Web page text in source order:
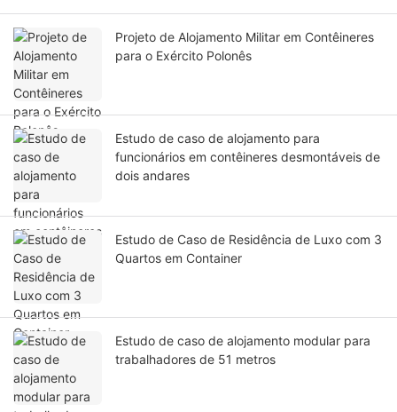
Projeto de Alojamento Militar em Contêineres
para o Exército Polonês
Estudo de caso de alojamento para
funcionários em contêineres desmontáveis ​​de
dois andares
Estudo de Caso de Residência de Luxo com 3
Quartos em Container
Estudo de caso de alojamento modular para
trabalhadores de 51 metros